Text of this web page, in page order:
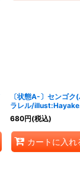
〔状態A-〕センゴク
ラレル/
sarena)【R/P】
046}
680円(税込)
カートに入れ